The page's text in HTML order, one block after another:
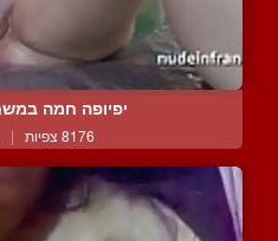
יפיופה חמה
8176 צפיות |